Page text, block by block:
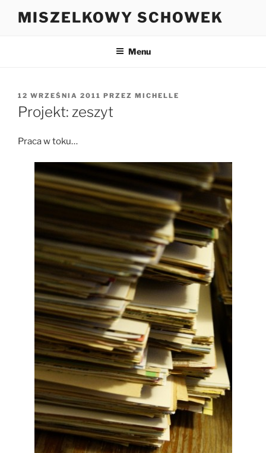
MISZELKOWY SCHOWEK
Menu
OPUBLIKOWANE
W
12 WRZEŚNIA 2011 PRZEZ MICHELLE
Projekt: zeszyt
Praca w toku…